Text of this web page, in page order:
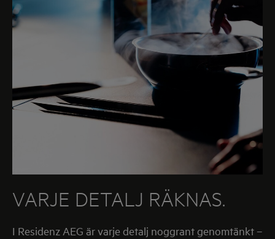
VARJE DETALJ RÄKNAS.
I Residenz AEG är varje detalj noggrant genomtänkt –